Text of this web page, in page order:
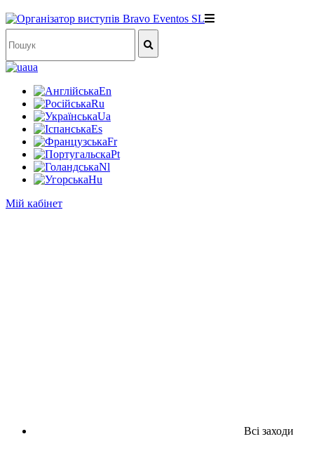
ua
En
Ru
Ua
Es
Fr
Pt
Nl
Hu
Мій кабінет
Всі заходи